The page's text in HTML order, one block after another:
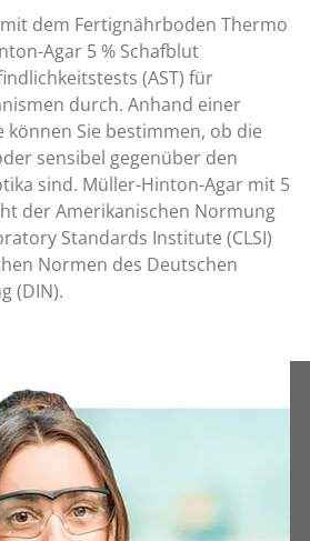
dem Fertignährboden Thermo
Agar 5 % Schafblut
(AST) für
durch. Anhand einer
können Sie bestimmen, ob die
sensibel gegenüber den
sind. Müller-Hinton-Agar mit 5
der Amerikanischen Normung
Standards Institute (CLSI)
Normen des Deutschen
(DIN).